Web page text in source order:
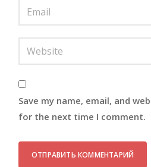
Save my name, email, and
for the next time I comment.